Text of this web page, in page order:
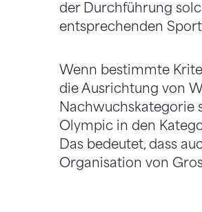
der Durchführung
entsprechenden
Wenn bestimmte
die Ausrichtung von
Nachwuchskategorie
Olympic in den
Das bedeutet, dass
Organisation von